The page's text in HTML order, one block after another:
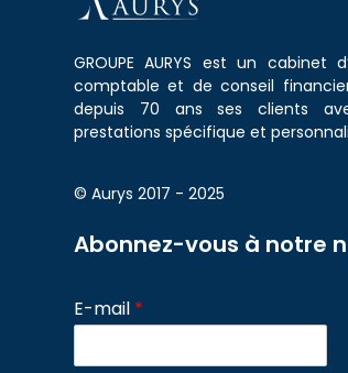
GROUPE AURYS est un cabinet
comptable et de conseil
depuis 70 ans ses clients
prestations spécifique et
© Aurys 2017 - 2025
Abonnez-vous à notre
E-mail *